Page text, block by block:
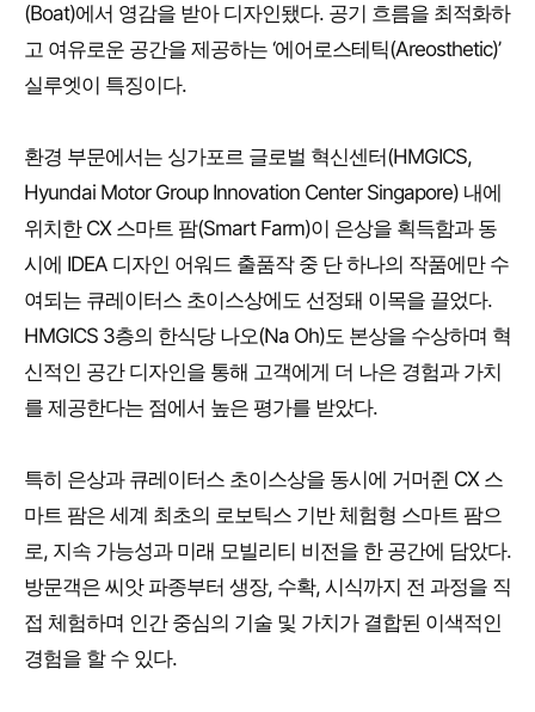
(Boat)에서 영감을 받아 디자인됐다. 공기 흐름을 최적화하
고 여유로운 공간을 제공하는 ‘에어로스테틱(Areosthetic)’
실루엣이 특징이다.
환경 부문에서는 싱가포르 글로벌 혁신센터(HMGICS,
Hyundai Motor Group Innovation Center Singapore) 내에
위치한 CX 스마트 팜(Smart Farm)이 은상을 획득함과 동
시에 IDEA 디자인 어워드 출품작 중 단 하나의 작품에만 수
여되는 큐레이터스 초이스상에도 선정돼 이목을 끌었다.
HMGICS 3층의 한식당 나오(Na Oh)도 본상을 수상하며 혁
신적인 공간 디자인을 통해 고객에게 더 나은 경험과 가치
를 제공한다는 점에서 높은 평가를 받았다.
특히 은상과 큐레이터스 초이스상을 동시에 거머쥔 CX 스
마트 팜은 세계 최초의 로보틱스 기반 체험형 스마트 팜으
로, 지속 가능성과 미래 모빌리티 비전을 한 공간에 담았다.
방문객은 씨앗 파종부터 생장, 수확, 시식까지 전 과정을 직
접 체험하며 인간 중심의 기술 및 가치가 결합된 이색적인
경험을 할 수 있다.